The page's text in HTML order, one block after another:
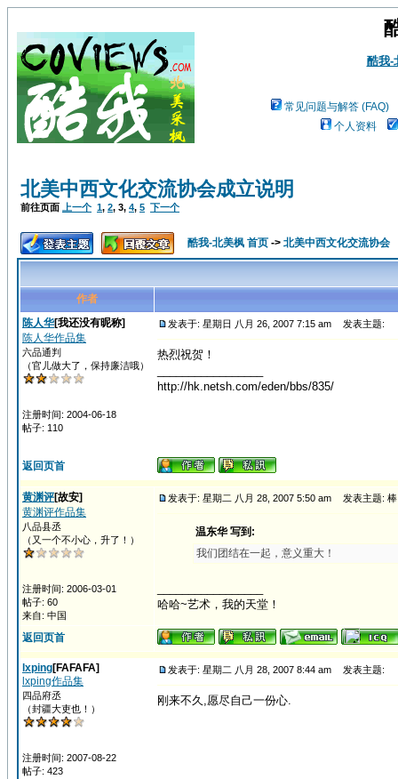
酷我-
常见问题与解答 (FAQ)
个人资料
北美中西文化交流协会成立说明
前往页面 上一个 1, 2, 3, 4, 5 下一个
酷我-北美枫 首页 -> 北美中西文化交流协会
作者
陈人华[我还没有昵称]
陈人华作品集
六品通判
（官儿做大了，保持廉洁哦）
注册时间: 2004-06-18
帖子: 110
发表于: 星期日 八月 26, 2007 7:15 am 发表主题:
热烈祝贺！
http://hk.netsh.com/eden/bbs/835/
返回页首
黄渊评[故安]
黄渊评作品集
八品县丞
（又一个不小心，升了！）
注册时间: 2006-03-01
帖子: 60
来自: 中国
发表于: 星期二 八月 28, 2007 5:50 am 发表主题: 棒
温东华 写到:
我们团结在一起，意义重大！
哈哈~艺术，我的天堂！
返回页首
lxping[FAFAFA]
lxping作品集
四品府丞
（封疆大吏也！）
注册时间: 2007-08-22
帖子: 423
发表于: 星期二 八月 28, 2007 8:44 am 发表主题:
刚来不久,愿尽自己一份心.